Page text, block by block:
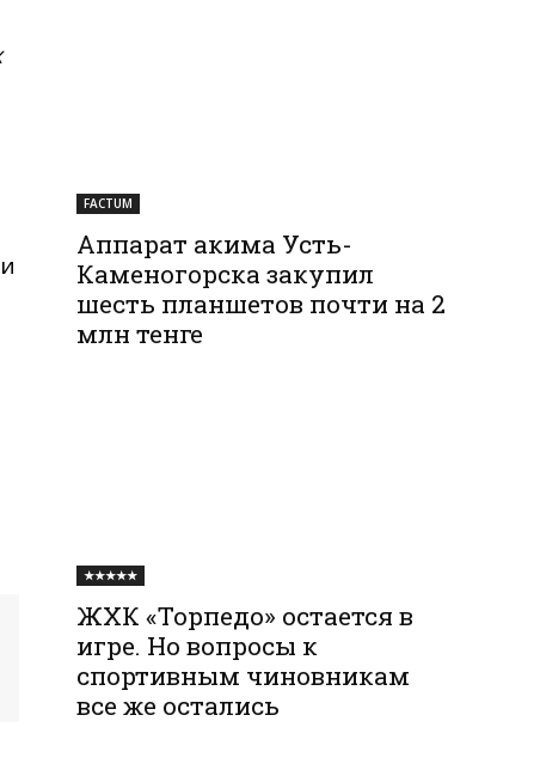
FACTUM
Аппарат акима Усть-
Каменогорска закупил
шесть планшетов почти на 2
млн тенге
★★★★★
ЖХК «Торпедо» остается в
игре. Но вопросы к
спортивным чиновникам
все же остались